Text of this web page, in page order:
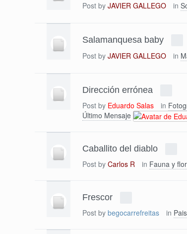
Post by JAVIER GALLEGO in
Salamanquesa baby
Post by JAVIER GALLEGO in
Dirección errónea
Post by Eduardo Salas in
Último Mensaje
Caballito del diablo
Post by Carlos R in Fauna y
Frescor
Post by begocarrefreitas in